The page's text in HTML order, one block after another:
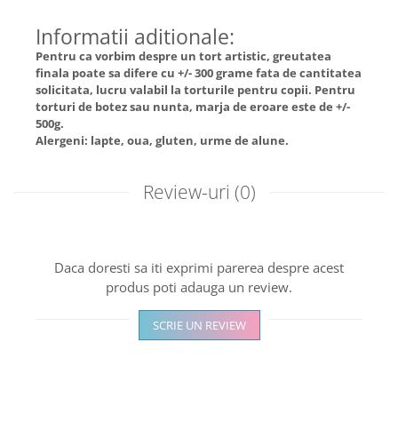
Informatii aditionale:
Pentru ca vorbim despre un tort artistic, greutatea
finala poate sa difere cu +/- 300 grame fata de cantitatea
solicitata, lucru valabil la torturile pentru copii. Pentru
torturi de botez sau nunta, marja de eroare este de +/-
500g.
Alergeni: lapte, oua, gluten, urme de alune.
Review-uri (0)
Daca doresti sa iti exprimi parerea despre acest
produs poti adauga un review.
SCRIE UN REVIEW